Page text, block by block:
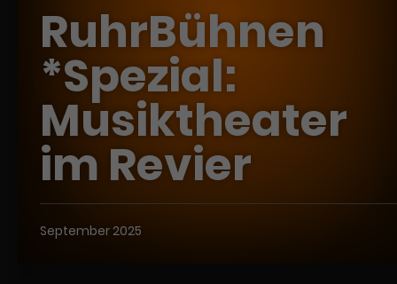
RuhrBühnen
*Spezial:
Musiktheater
im Revier
September 2025